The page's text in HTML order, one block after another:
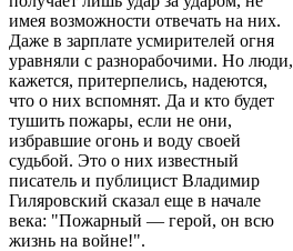
имея возможности отвечать на них.
Даже в зарплате усмирителей огня
уравняли с разнорабочими. Но люди,
кажется, притерпелись, надеются,
что о них вспомнят. Да и кто будет
тушить пожары, если не они,
избравшие огонь и воду своей
судьбой. Это о них известный
писатель и публицист Владимир
Гиляровский сказал еще в начале
века: "Пожарный — герой, он всю
жизнь на войне!".